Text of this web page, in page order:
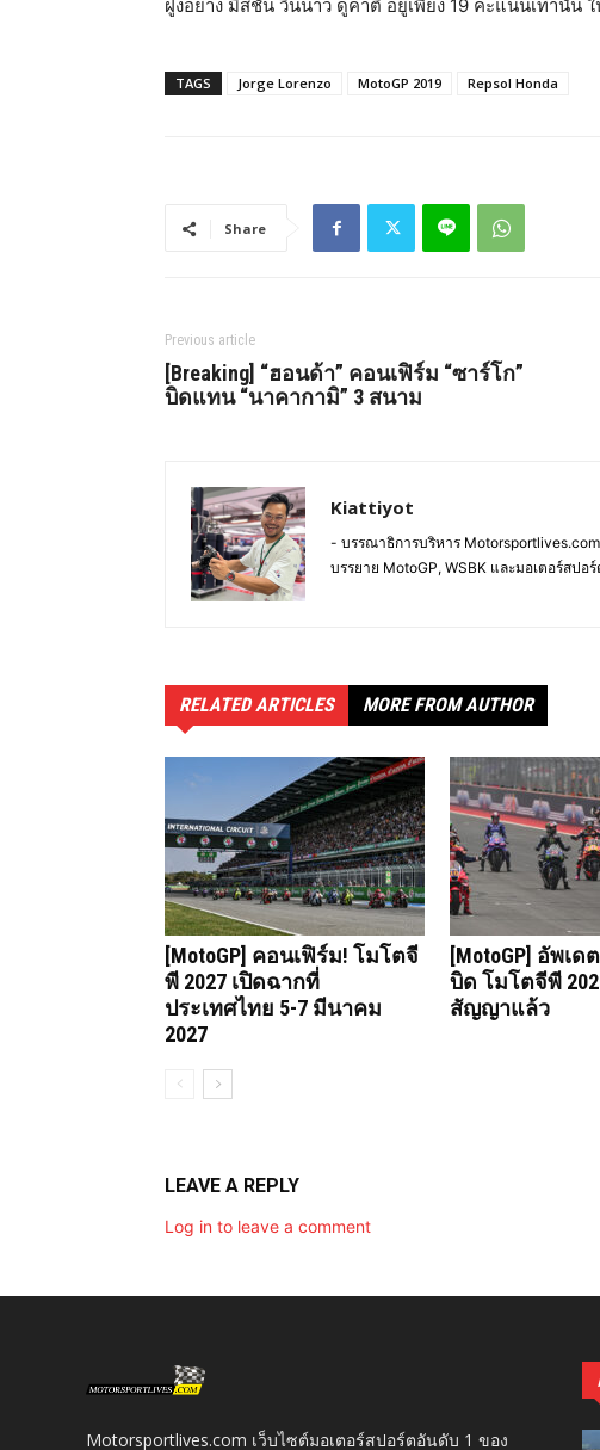
ฝูงอย่าง มิสชั่น วินนาว ดูคาติ อยู่เพียง 19 คะแนนเท่านั้น
TAGS Jorge Lorenzo MotoGP 2019 Repsol Honda
Share
Previous article
[Breaking] “ฮอนด้า” คอนเฟิร์ม “ซาร์โก”
บิดแทน “นาคากามิ” 3 สนาม
Kiattiyot
- บรรณาธิการบริหาร
บรรยาย MotoGP, WSBK และมอเตอร์สปอ
RELATED ARTICLES MORE FROM AUTHOR
[MotoGP] คอนเฟิร์ม! โมโตจี
พี 2027 เปิดฉากที่
ประเทศไทย 5-7 มีนาคม
2027
[MotoGP] อัพเ
บิด โมโตจีพี
สัญญาแล้ว
LEAVE A REPLY
Log in to leave a comment
Motorsportlives.com เว็บไซต์มอเตอร์สปอร์ตอันดับ 1 ของ